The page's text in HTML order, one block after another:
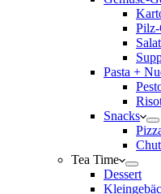
Salat
Pasta +
Snacks
Tea Time
Dessert